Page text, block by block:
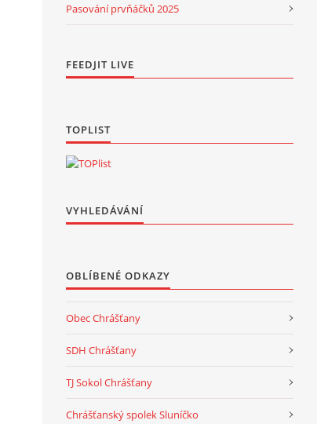
Pasování prvňáčků 2025
FEEDJIT LIVE
TOPLIST
VYHLEDÁVÁNÍ
OBLÍBENÉ ODKAZY
Obec Chrášťany
SDH Chrášťany
TJ Sokol Chrášťany
Chrášťanský spolek Sluníčko